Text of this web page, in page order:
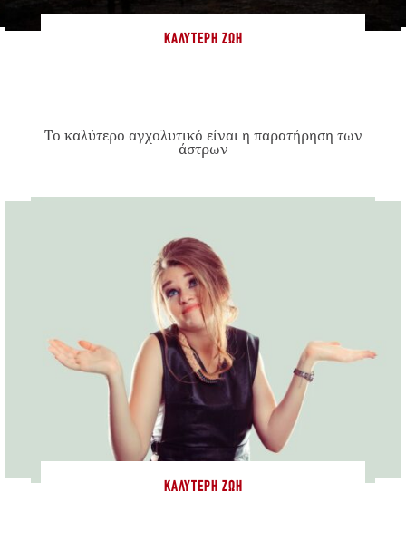
ΚΑΛΎΤΕΡΗ ΖΩΉ
Το καλύτερο αγχολυτικό είναι η παρατήρηση των
άστρων
ΚΑΛΎΤΕΡΗ ΖΩΉ